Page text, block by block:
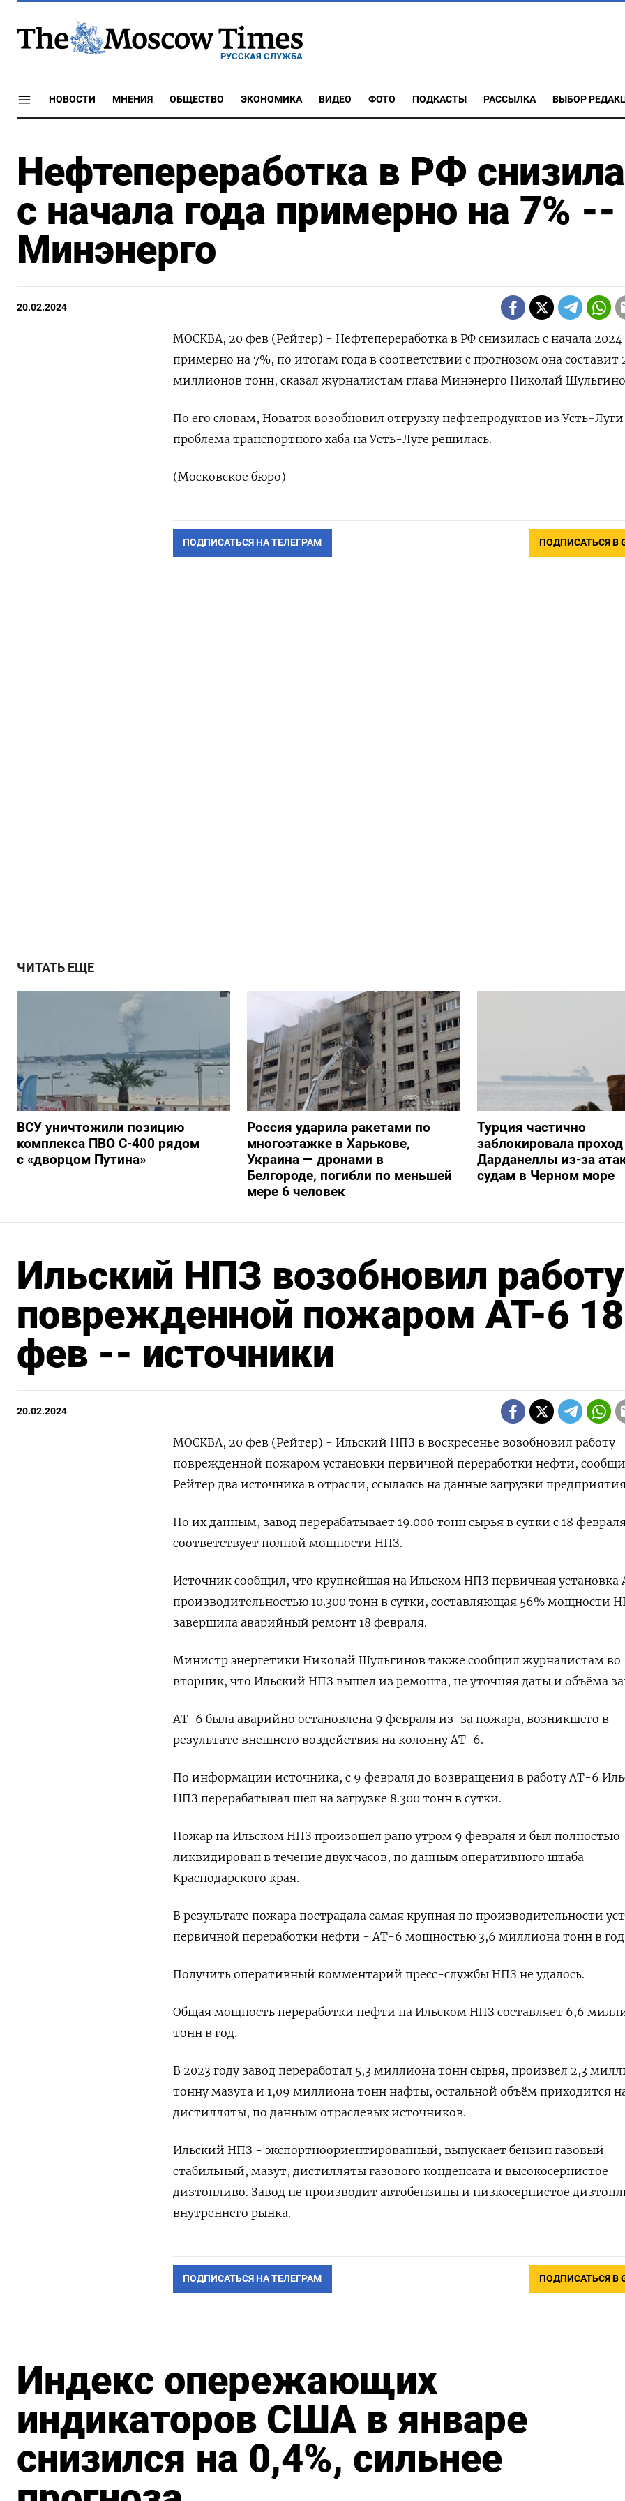
РУССКАЯ СЛУЖБА
НОВОСТИ МНЕНИЯ ОБЩЕСТВО ЭКОНОМИКА ВИДЕО ФОТО ПОДКАСТЫ РАССЫЛКА ВЫБОР
Нефтепереработка в РФ
с начала года примерно на 7% --
Минэнерго
20.02.2024
МОСКВА, 20 фев (Рейтер) - Нефтепереработка в РФ снизилась с начала 2024
примерно на 7%, по итогам года в соответствии с прогнозом она составит
миллионов тонн, сказал журналистам глава Минэнерго Николай
По его словам, Новатэк возобновил отгрузку нефтепродуктов из Усть-
проблема транспортного хаба на Усть-Луге решилась.
(Московское бюро)
ПОДПИСАТЬСЯ НА ТЕЛЕГРАМ ПОДПИСАТЬСЯ В
ЧИТАТЬ ЕЩЕ
ВСУ уничтожили позицию
комплекса ПВО С-400 рядом
с «дворцом Путина»
Россия ударила ракетами по
многоэтажке в Харькове,
Украина — дронами в
Белгороде, погибли по меньшей
мере 6 человек
Турция частично
заблокировала
Дарданеллы из-за
судам в Черном море
Ильский НПЗ возобновил работу
поврежденной пожаром АТ-6 18
фев -- источники
20.02.2024
МОСКВА, 20 фев (Рейтер) - Ильский НПЗ в воскресенье возобновил работу
поврежденной пожаром установки первичной переработки нефти,
Рейтер два источника в отрасли, ссылаясь на данные загрузки
По их данным, завод перерабатывает 19.000 тонн сырья в сутки с 18
соответствует полной мощности НПЗ.
Источник сообщил, что крупнейшая на Ильском НПЗ первичная установка
производительностью 10.300 тонн в сутки, составляющая 56% мощности
завершила аварийный ремонт 18 февраля.
Министр энергетики Николай Шульгинов также сообщил журналистам во
вторник, что Ильский НПЗ вышел из ремонта, не уточняя даты и объёма
АТ-6 была аварийно остановлена 9 февраля из-за пожара, возникшего в
результате внешнего воздействия на колонну АТ-6.
По информации источника, с 9 февраля до возвращения в работу АТ-6
НПЗ перерабатывал шел на загрузке 8.300 тонн в сутки.
Пожар на Ильском НПЗ произошел рано утром 9 февраля и был полностью
ликвидирован в течение двух часов, по данным оперативного штаба
Краснодарского края.
В результате пожара пострадала самая крупная по производительности
первичной переработки нефти - АТ-6 мощностью 3,6 миллиона тонн в
Получить оперативный комментарий пресс-службы НПЗ не удалось.
Общая мощность переработки нефти на Ильском НПЗ составляет 6,6
тонн в год.
В 2023 году завод переработал 5,3 миллиона тонн сырья, произвел 2,3
тонну мазута и 1,09 миллиона тонн нафты, остальной объём приходится
дистилляты, по данным отраслевых источников.
Ильский НПЗ - экспортноориентированный, выпускает бензин газовый
стабильный, мазут, дистилляты газового конденсата и высокосернистое
дизтопливо. Завод не производит автобензины и низкосернистое
внутреннего рынка.
ПОДПИСАТЬСЯ НА ТЕЛЕГРАМ ПОДПИСАТЬСЯ В
Индекс опережающих
индикаторов США в январе
снизился на 0,4%, сильнее